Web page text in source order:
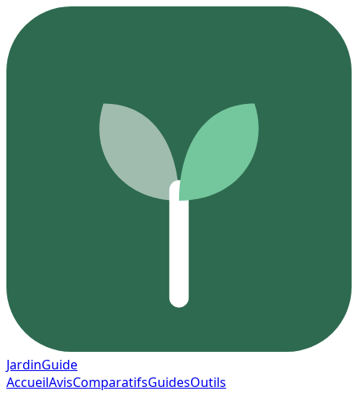
JardinGuide
AccueilAvisComparatifsGuidesOutils